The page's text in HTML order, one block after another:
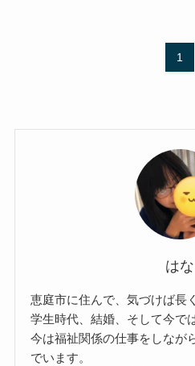
1
はな
恵庭市に住んで、気づけば長
学生時代、結婚、そして今で
今は福祉関係の仕事をしなが
でいます。